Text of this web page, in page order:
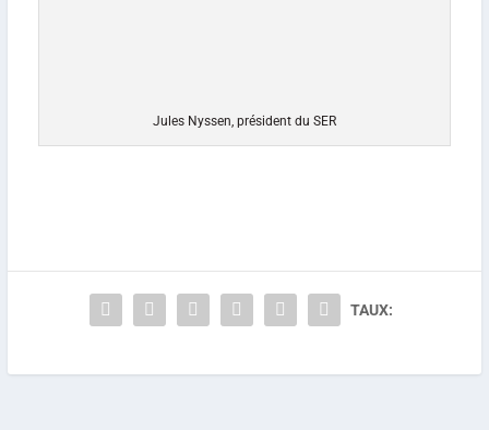
Jules Nyssen, président du SER
TAUX: